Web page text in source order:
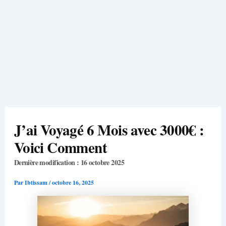
J’ai Voyagé 6 Mois avec 3000€ :
Voici Comment
Dernière modification : 16 octobre 2025
ParIbtissam/octobre 16, 2025